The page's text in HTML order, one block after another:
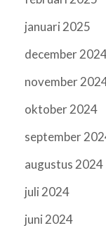
januari 2025
december
november
oktober 2024
september
augustus 2024
juli 2024
juni 2024